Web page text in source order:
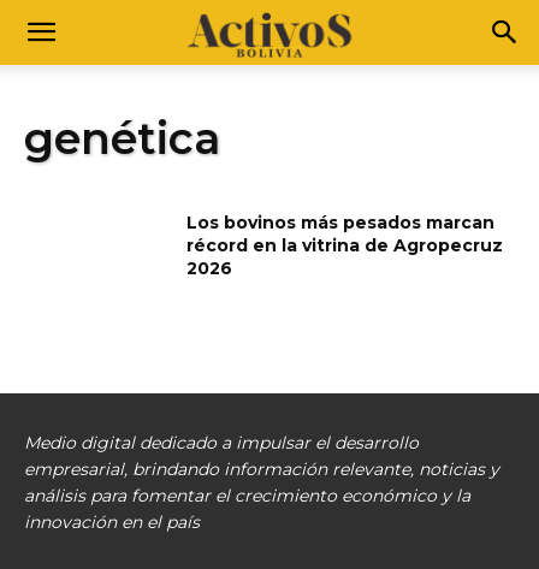
genética
Los bovinos más pesados marcan
récord en la vitrina de Agropecruz
2026
Medio digital dedicado a impulsar el desarrollo
empresarial, brindando información relevante, noticias y
análisis para fomentar el crecimiento económico y la
innovación en el país